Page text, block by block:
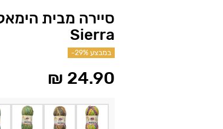
Sierra
במבצע-29%
₪ 24.90